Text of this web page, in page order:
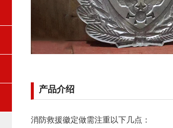
产品介绍
消防救援徽定做需注重以下几点：